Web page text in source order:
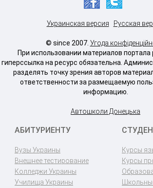
Украинская версия Русская
© since 2007. Угода
При использовании материалов
гиперссылка на ресурс обязательна.
разделять точку зрения авторов
ответственности за размещаемую
информацию.
Автошколи Донецька
АБИТУРИЕНТУ
Вузы Украины
Внешнее тестирование
Колледжи Украины
Училища Украины
Курсы
Курсы